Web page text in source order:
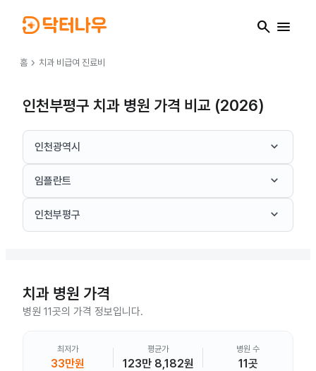
search menu
홈 chevron_right 치과 비급여 진료비
인천부평구 치과 병원 가격 비교 (2026)
인천광역시 keyboard_arrow_down
임플란트 keyboard_arrow_down
인천부평구 keyboard_arrow_down
치과 병원 가격
병원 11곳의 가격 정보입니다.
최저가
33만원
평균가
123만 8,182원
병원 수
11곳